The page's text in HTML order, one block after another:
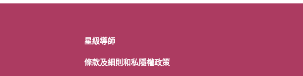
星級導師
條款及細則和私隱權政策